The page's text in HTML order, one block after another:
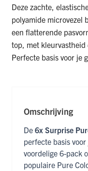
Deze zachte,
polyamide microvezel
een flatterende
top, met kleurvastheid
Perfecte basis voor je
Omschrijving
De 6x Surprise
perfecte basis
voordelige 6-pack
populaire Pure